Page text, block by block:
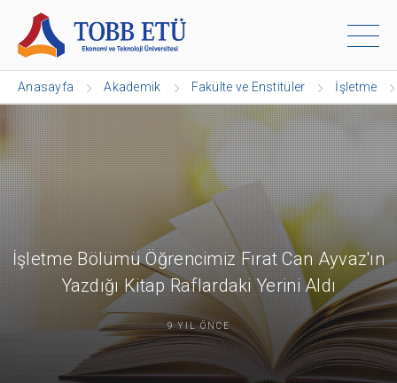
Anasayfa Akademik Fakülte ve Enstitüler İşletme
İşletme Bölümü Öğrencimiz Fırat Can Ayvaz'ın
Yazdığı Kitap Raflardaki Yerini Aldı
9 YIL ÖNCE